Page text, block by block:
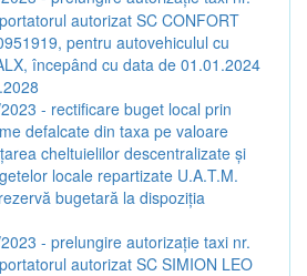
autorizat SC CONFORT
pentru autovehiculul cu
începând cu data de 01.01.2024
- rectificare buget local prin
defalcate din taxa pe valoare
cheltuielilor descentralizate și
locale repartizate U.A.T.M.
bugetară la dispoziția
- prelungire autorizație taxi nr.
autorizat SC SIMION LEO